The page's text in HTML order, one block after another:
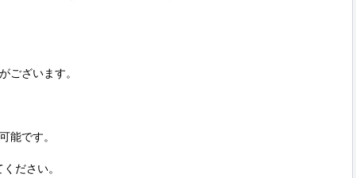
ございます。
能です。
ださい。